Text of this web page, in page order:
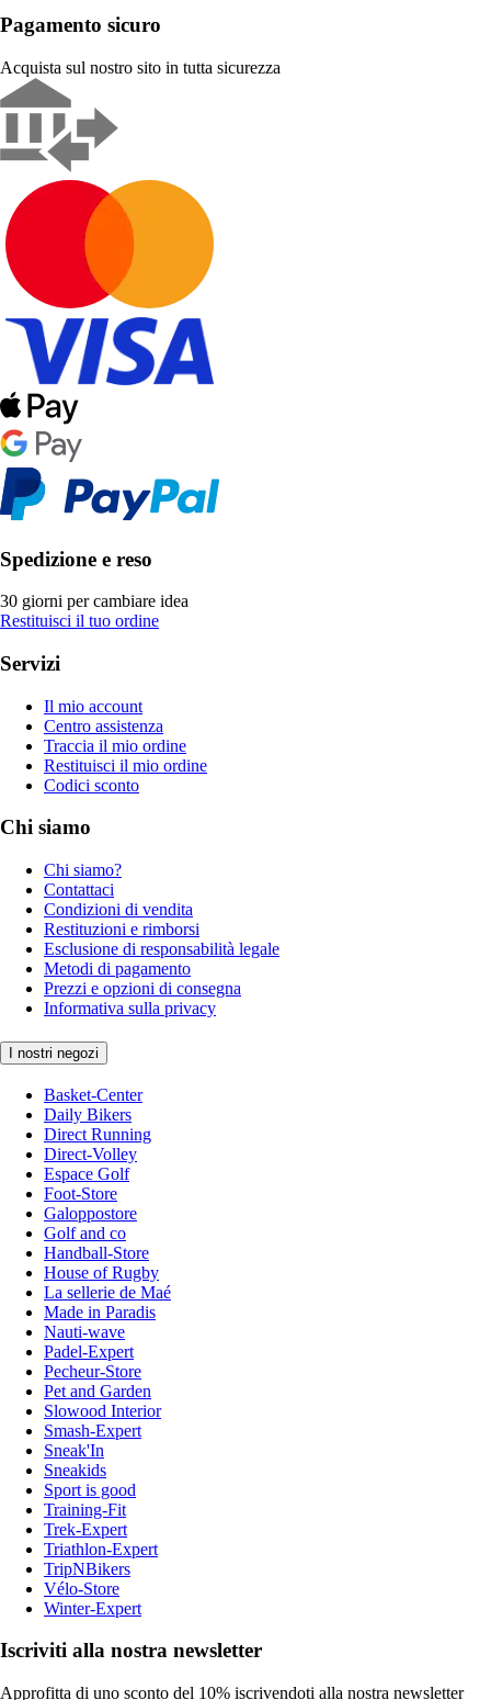
Pagamento sicuro
Acquista sul nostro sito in tutta sicurezza
Spedizione e reso
30 giorni per cambiare idea
Restituisci il tuo ordine
Servizi
Il mio account
Centro assistenza
Traccia il mio ordine
Restituisci il mio ordine
Codici sconto
Chi siamo
Chi siamo?
Contattaci
Condizioni di vendita
Restituzioni e rimborsi
Esclusione di responsabilità legale
Metodi di pagamento
Prezzi e opzioni di consegna
Informativa sulla privacy
I nostri negozi
Basket-Center
Daily Bikers
Direct Running
Direct-Volley
Espace Golf
Foot-Store
Galoppostore
Golf and co
Handball-Store
House of Rugby
La sellerie de Maé
Made in Paradis
Nauti-wave
Padel-Expert
Pecheur-Store
Pet and Garden
Slowood Interior
Smash-Expert
Sneak'In
Sneakids
Sport is good
Training-Fit
Trek-Expert
Triathlon-Expert
TripNBikers
Vélo-Store
Winter-Expert
Iscriviti alla nostra newsletter
Approfitta di uno sconto del 10% iscrivendoti alla nostra newsletter